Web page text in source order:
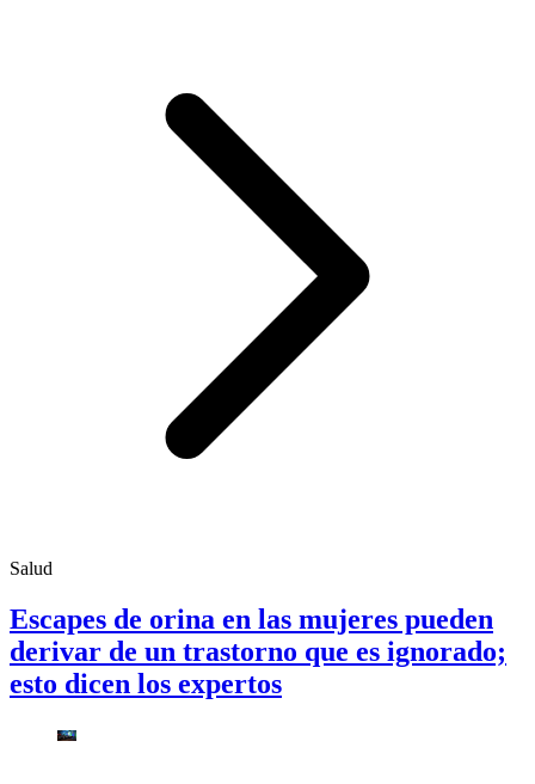
Salud
Escapes de orina en las mujeres pueden
derivar de un trastorno que es ignorado;
esto dicen los expertos